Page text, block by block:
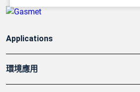
Applications
環境應用